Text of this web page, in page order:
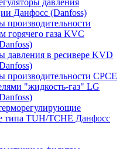
давления
Данфосс (Danfoss)
производительности
горячего газа KVC
давления в ресивере KVD
производительности CPCE
"жидкость-газ" LG
типа TUH/TCHE Данфосс